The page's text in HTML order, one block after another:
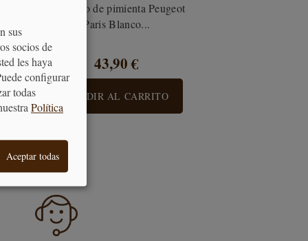
Molinillo de pimienta Peugeot
Paris Blanco...
43,90 €
AÑADIR AL CARRITO
sus
socios de
les haya
configurar
todas
Política
Aceptar todas